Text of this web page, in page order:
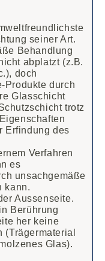
seiner Art.
Behandlung
abplatzt (z.B.
doch
Produkte durch
Glasschicht
trotz
Erfindung des
Verfahren
es
unsachgemäße
kann.
Aussenseite.
Berührung
her keine
Glas).